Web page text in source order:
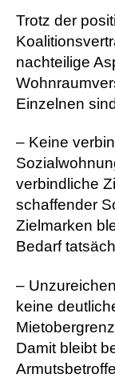
Trotz der
nachteilige
Einzelnen
– Keine
verbindliche
schaffender
Zielmarken
Bedarf
–
keine
Damit bleibt